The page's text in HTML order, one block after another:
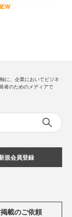
に、企業においてビジネ
者のためのメディアで
規会員登録
載のご依頼